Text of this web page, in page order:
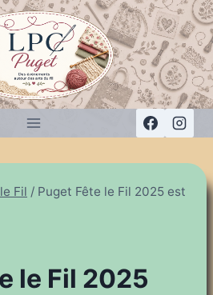
Fil / Puget Fête le Fil 2025 est
le Fil 2025